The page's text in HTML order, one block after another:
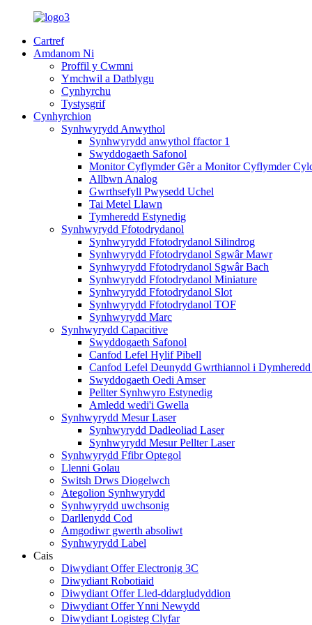
Cartref
Amdanom Ni
Proffil y Cwmni
Ymchwil a Datblygu
Cynhyrchu
Tystysgrif
Cynhyrchion
Synhwyrydd Anwythol
Synhwyrydd anwythol ffactor 1
Swyddogaeth Safonol
Monitor Cyflymder Gêr a Monitor Cyflymder
Allbwn Analog
Gwrthsefyll Pwysedd Uchel
Tai Metel Llawn
Tymheredd Estynedig
Synhwyrydd Ffotodrydanol
Synhwyrydd Ffotodrydanol Silindrog
Synhwyrydd Ffotodrydanol Sgwâr Mawr
Synhwyrydd Ffotodrydanol Sgwâr Bach
Synhwyrydd Ffotodrydanol Miniature
Synhwyrydd Ffotodrydanol Slot
Synhwyrydd Ffotodrydanol TOF
Synhwyrydd Marc
Synhwyrydd Capacitive
Swyddogaeth Safonol
Canfod Lefel Hylif Pibell
Canfod Lefel Deunydd Gwrthiannol i
Swyddogaeth Oedi Amser
Pellter Synhwyro Estynedig
Amledd wedi'i Gwella
Synhwyrydd Mesur Laser
Synhwyrydd Dadleoliad Laser
Synhwyrydd Mesur Pellter Laser
Synhwyrydd Ffibr Optegol
Llenni Golau
Switsh Drws Diogelwch
Ategolion Synhwyrydd
Synhwyrydd uwchsonig
Darllenydd Cod
Amgodiwr gwerth absoliwt
Synhwyrydd Label
Cais
Diwydiant Offer Electronig 3C
Diwydiant Robotiaid
Diwydiant Offer Lled-ddargludyddion
Diwydiant Offer Ynni Newydd
Diwydiant Logisteg Clyfar